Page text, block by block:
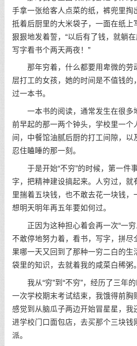
手拿一张给客人点菜的纸，裤兜里掏
抵着后厨里的大米袋子，一面在纸上
狠狠地发着誓，“以后有了钱，就躺
写字看书个两天两夜！”
那年穷着，什么都要用卑微的劳
层打工的女孩，她的时间是不值钱的
过一本书。
一本书的阅读，通常发生在很多
前早起的那一两个钟头，学校里一个
间，中餐馆油腻后厨的打工间隙，以
忍住瞌睡的那一刻。
于是开始“不穷”的时候，第一件
字，把精神建设搞起来。人穷过，就
里揣着五块钱，也不敢去花一块钱，
想明天明年再五年要如何过。
正因为这种担心着会再一次“一穷
不敢停地努力着，看书，写字，拼尽
果哪一天又回到了那种一穷二白的生
袋里的知识，去就着我的咸菜白稀粥。
我从“穷”到“不穷”，经历了三年的
一次学校期末考试结束，我饿得前胸
感觉到从脑瓜子两边开始冒星星，我
进学校门口面包店，去买那个三块钱
派。